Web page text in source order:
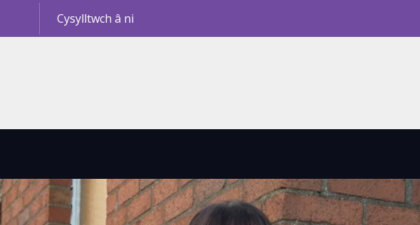
Cysylltwch â ni